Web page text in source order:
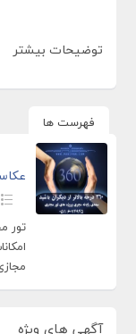
توضیحات بیشتر
فهرست ها
تور
آگهی های ویژه